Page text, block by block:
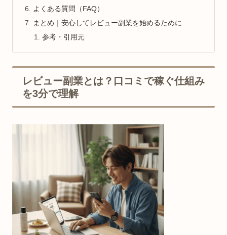
よくある質問（FAQ）
まとめ｜安心してレビュー副業を始めるために
参考・引用元
レビュー副業とは？口コミで稼ぐ仕組み
を3分で理解